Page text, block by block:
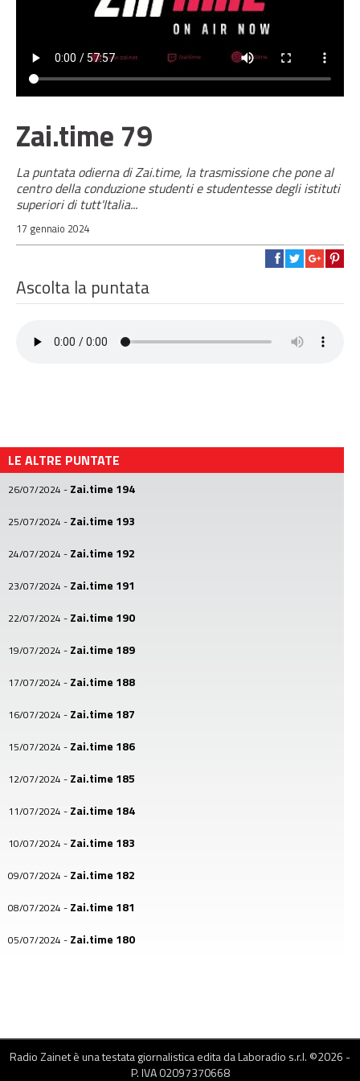
Zai.time 79
La puntata odierna di Zai.time, la trasmissione che pone al
centro della conduzione studenti e studentesse degli istituti
superiori di tutt'Italia...
17 gennaio 2024
Ascolta la puntata
LE ALTRE PUNTATE
26/07/2024 - Zai.time 194
25/07/2024 - Zai.time 193
24/07/2024 - Zai.time 192
23/07/2024 - Zai.time 191
22/07/2024 - Zai.time 190
19/07/2024 - Zai.time 189
17/07/2024 - Zai.time 188
16/07/2024 - Zai.time 187
15/07/2024 - Zai.time 186
12/07/2024 - Zai.time 185
11/07/2024 - Zai.time 184
10/07/2024 - Zai.time 183
09/07/2024 - Zai.time 182
08/07/2024 - Zai.time 181
05/07/2024 - Zai.time 180
02/07/2024-Zai.time 177
Zai.time 176
Radio Zainet è una testata giornalistica edita da Laboradio s.r.l. ©2026 -
P. IVA 02097370668